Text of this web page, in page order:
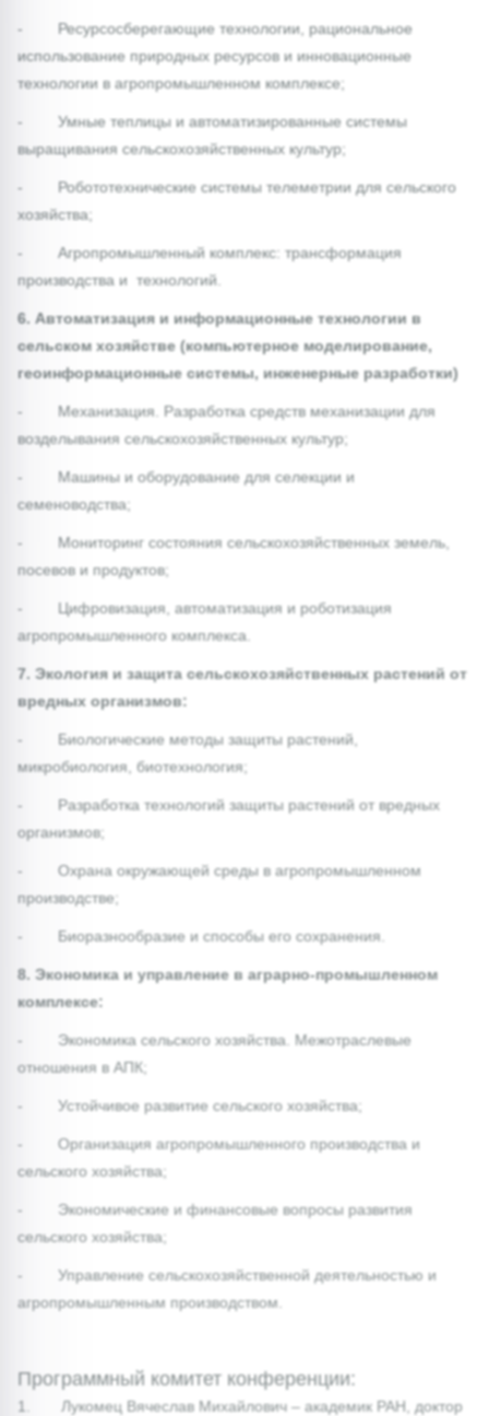
- Ресурсосберегающие технологии, рациональное
использование природных ресурсов и инновационные
технологии в агропромышленном комплексе;
- Умные теплицы и автоматизированные системы
выращивания сельскохозяйственных культур;
- Робототехнические системы телеметрии для сельского
хозяйства;
- Агропромышленный комплекс: трансформация
производства и технологий.
6. Автоматизация и информационные технологии в
сельском хозяйстве (компьютерное моделирование,
геоинформационные системы, инженерные разработки)
- Механизация. Разработка средств механизации для
возделывания сельскохозяйственных культур;
- Машины и оборудование для селекции и
семеноводства;
- Мониторинг состояния сельскохозяйственных земель,
посевов и продуктов;
- Цифровизация, автоматизация и роботизация
агропромышленного комплекса.
7. Экология и защита сельскохозяйственных растений от
вредных организмов:
- Биологические методы защиты растений,
микробиология, биотехнология;
- Разработка технологий защиты растений от вредных
организмов;
- Охрана окружающей среды в агропромышленном
производстве;
- Биоразнообразие и способы его сохранения.
8. Экономика и управление в аграрно-промышленном
комплексе:
- Экономика сельского хозяйства. Межотраслевые
отношения в АПК;
- Устойчивое развитие сельского хозяйства;
- Организация агропромышленного производства и
сельского хозяйства;
- Экономические и финансовые вопросы развития
сельского хозяйства;
- Управление сельскохозяйственной деятельностью и
агропромышленным производством.
Программный комитет конференции:
1. Лукомец Вячеслав Михайлович – академик РАН, доктор